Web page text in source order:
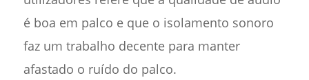
é boa em palco e que o isolamento sonoro
faz um trabalho decente para manter
afastado o ruído do palco.